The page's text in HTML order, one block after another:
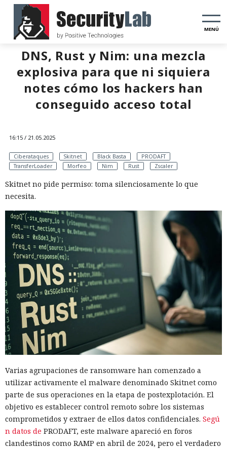
MENÚ
DNS, Rust y Nim: una mezcla
explosiva para que ni siquiera
notes cómo los hackers han
conseguido acceso total
16:15 / 21.05.2025
Ciberataques Skitnet Black Basta
PRODAFT
TransferLoader
Morfeo Nim Rust Zscaler
Skitnet no pide permiso: toma silenciosamente lo que
necesita.
Varias agrupaciones de ransomware han comenzado a
utilizar activamente el malware denominado Skitnet como
parte de sus operaciones en la etapa de postexplotación. El
objetivo es establecer control remoto sobre los sistemas
comprometidos y extraer de ellos datos confidenciales. Segú
n datos de PRODAFT, este malware apareció en foros
clandestinos como RAMP en abril de 2024, pero el verdadero